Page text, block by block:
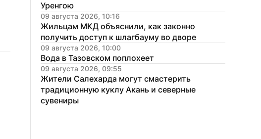
Уренгою
09 августа 2026, 10:16
Жильцам МКД объяснили, как законно
получить доступ к шлагбауму во дворе
09 августа 2026, 10:00
Вода в Тазовском поплохеет
09 августа 2026, 09:55
Жители Салехарда могут смастерить
традиционную куклу Акань и северные
сувениры